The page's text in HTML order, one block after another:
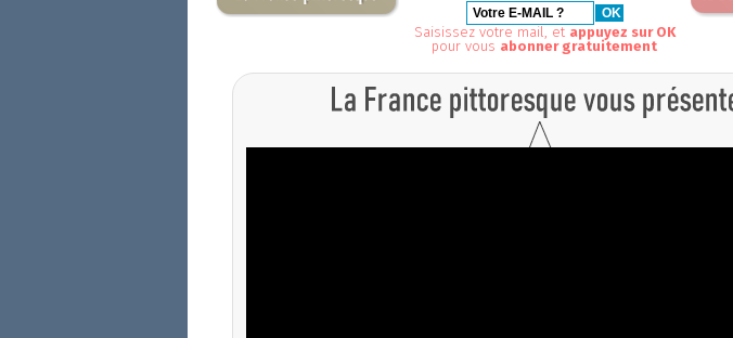
Saisissez votre mail, et appuyez sur OK
pour vous abonner gratuitement